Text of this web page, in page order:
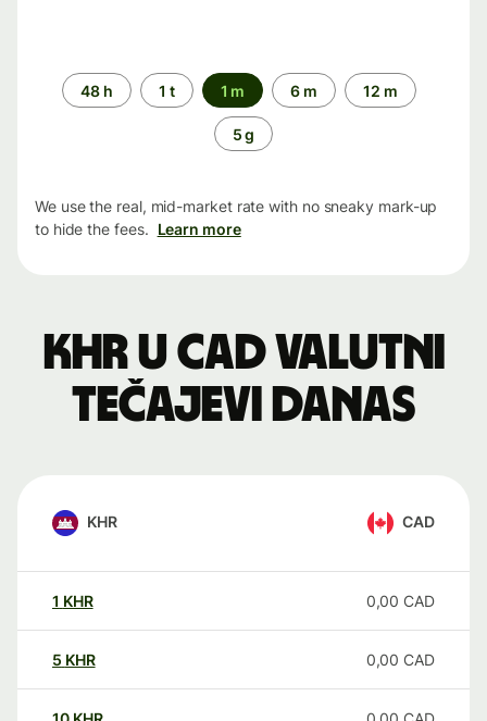
Time
period
48 h 1 t 1 m 6 m 12 m
5 g
We use the real, mid-market rate with no sneaky mark-up
to hide the fees. Learn more
KHR u CAD valutni
tečajevi danas
KHR CAD
1 KHR 0,00 CAD
5 KHR 0,00 CAD